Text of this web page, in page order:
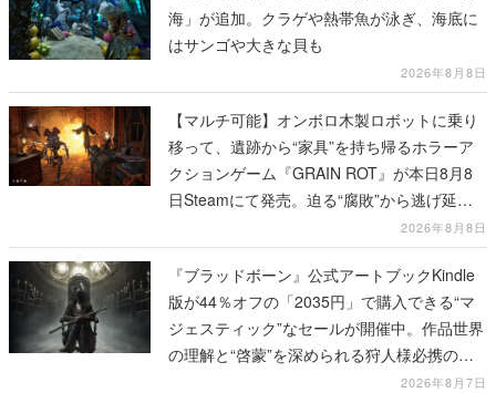
海」が追加。クラゲや熱帯魚が泳ぎ、海底に
はサンゴや大きな貝も
2026年8月8日
【マルチ可能】オンボロ木製ロボットに乗り
移って、遺跡から“家具”を持ち帰るホラーア
クションゲーム『GRAIN ROT』が本日8月8
日Steamにて発売。迫る“腐敗”から逃げ延
2026年8月8日
『ブラッドボーン』公式アートブックKindle
版が44％オフの「2035円」で購入できる“マ
ジェスティック”なセールが開催中。作品世界
の理解と“啓蒙”を深められる狩人様必携の一
2026年8月7日